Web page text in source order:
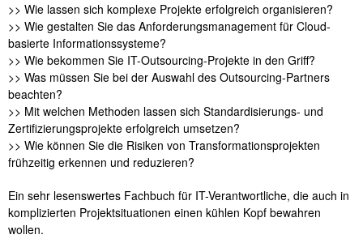
>> Wie lassen sich komplexe Projekte erfolgreich organisieren?
>> Wie gestalten Sie das Anforderungsmanagement für Cloud-
basierte Informationssysteme?
>> Wie bekommen Sie IT-Outsourcing-Projekte in den Griff?
>> Was müssen Sie bei der Auswahl des Outsourcing-Partners
beachten?
>> Mit welchen Methoden lassen sich Standardisierungs- und
Zertifizierungsprojekte erfolgreich umsetzen?
>> Wie können Sie die Risiken von Transformationsprojekten
frühzeitig erkennen und reduzieren?
Ein sehr lesenswertes Fachbuch für IT-Verantwortliche, die auch in
komplizierten Projektsituationen einen kühlen Kopf bewahren
wollen.